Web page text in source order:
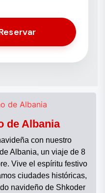
de Albania
con nuestro
Albania, un viaje de 8
Vive el espíritu festivo
ciudades históricas,
navideño de Shkoder